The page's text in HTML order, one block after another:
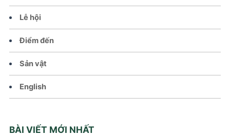
Lễ hội
Điểm đến
Sản vật
English
BÀI VIẾT MỚI NHẤT